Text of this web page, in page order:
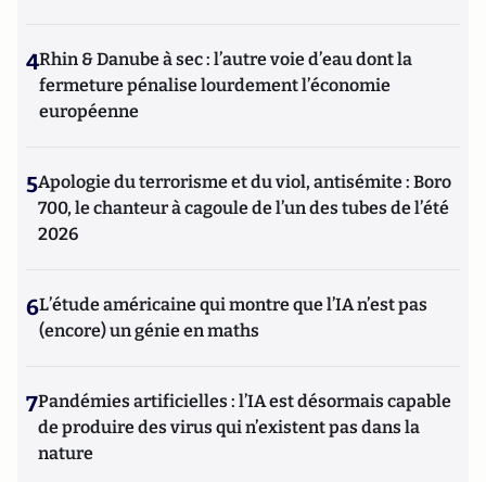
4Rhin & Danube à sec : l’autre voie d’eau dont la
fermeture pénalise lourdement l’économie
européenne
5Apologie du terrorisme et du viol, antisémite : Boro
700, le chanteur à cagoule de l’un des tubes de l’été
2026
6L’étude américaine qui montre que l’IA n’est pas
(encore) un génie en maths
7Pandémies artificielles : l’IA est désormais capable
de produire des virus qui n’existent pas dans la
nature